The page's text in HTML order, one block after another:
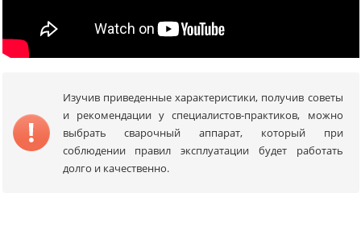
Изучив приведенные характеристики, получив советы
и рекомендации у специалистов-практиков, можно
выбрать сварочный аппарат, который при
соблюдении правил эксплуатации будет работать
долго и качественно.